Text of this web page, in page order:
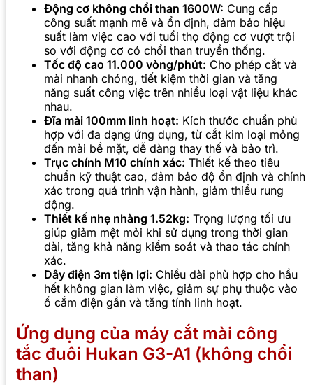
Động cơ không chổi than 1600W: Cung cấp
công suất mạnh mẽ và ổn định, đảm bảo hiệu
suất làm việc cao với tuổi thọ động cơ vượt trội
so với động cơ có chổi than truyền thống.
Tốc độ cao 11.000 vòng/phút: Cho phép cắt và
mài nhanh chóng, tiết kiệm thời gian và tăng
năng suất công việc trên nhiều loại vật liệu khác
nhau.
Đĩa mài 100mm linh hoạt: Kích thước chuẩn phù
hợp với đa dạng ứng dụng, từ cắt kim loại mỏng
đến mài bề mặt, dễ dàng thay thế và bảo trì.
Trục chính M10 chính xác: Thiết kế theo tiêu
chuẩn kỹ thuật cao, đảm bảo độ ổn định và chính
xác trong quá trình vận hành, giảm thiểu rung
động.
Thiết kế nhẹ nhàng 1.52kg: Trọng lượng tối ưu
giúp giảm mệt mỏi khi sử dụng trong thời gian
dài, tăng khả năng kiểm soát và thao tác chính
xác.
Dây điện 3m tiện lợi: Chiều dài phù hợp cho hầu
hết không gian làm việc, giảm sự phụ thuộc vào
ổ cắm điện gần và tăng tính linh hoạt.
Ứng dụng của máy cắt mài công
tắc đuôi Hukan G3-A1 (không chổi
than)